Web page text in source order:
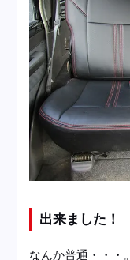
出来ました！
なんか普通・・・。